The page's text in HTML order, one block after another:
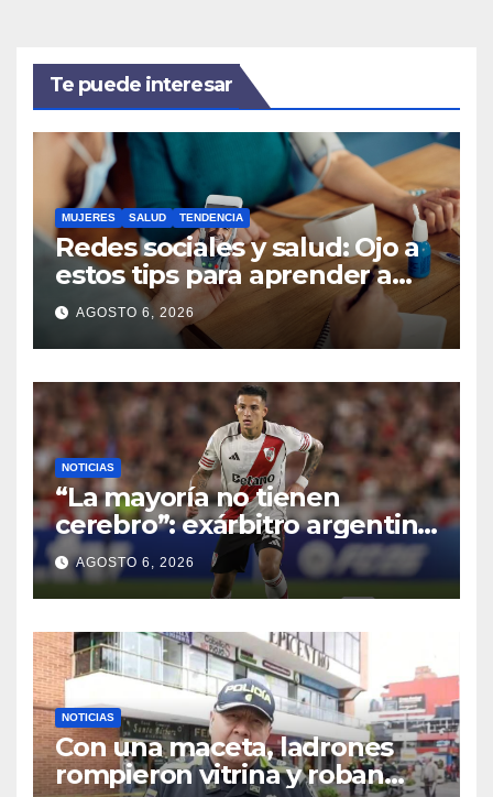
Te puede interesar
MUJERES SALUD TENDENCIA
Redes sociales y salud: Ojo a
estos tips para aprender a
usarlas a favor del bienestar
AGOSTO 6, 2026
NOTICIAS
“La mayoría no tienen
cerebro”: exárbitro argentino
habló sobre los jugadores
colombianos
AGOSTO 6, 2026
NOTICIAS
Con una maceta, ladrones
rompieron vitrina y roban